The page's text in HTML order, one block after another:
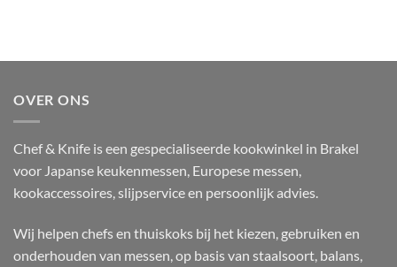
OVER ONS
Chef & Knife is een gespecialiseerde kookwinkel in Brakel
voor Japanse keukenmessen, Europese messen,
kookaccessoires, slijpservice en persoonlijk advies.
Wij helpen chefs en thuiskoks bij het kiezen, gebruiken en
onderhouden van messen, op basis van staalsoort, balans,